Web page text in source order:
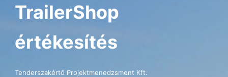
TrailerShop
értékesítés
Tenderszakértő Projektmenedzsment Kft.